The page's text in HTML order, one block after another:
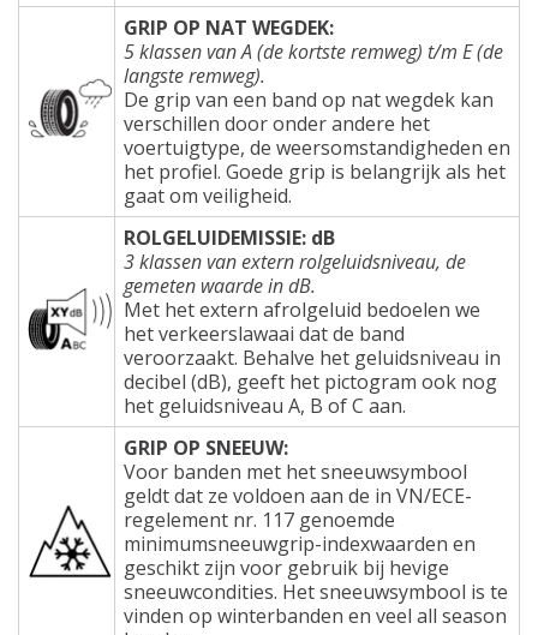
GRIP OP NAT WEGDEK:
5 klassen van A (de kortste remweg) t/m E (de
langste remweg).
De grip van een band op nat wegdek kan
verschillen door onder andere het
voertuigtype, de weersomstandigheden en
het profiel. Goede grip is belangrijk als het
gaat om veiligheid.
ROLGELUIDEMISSIE: dB
3 klassen van extern rolgeluidsniveau, de
gemeten waarde in dB.
Met het extern afrolgeluid bedoelen we
het verkeerslawaai dat de band
veroorzaakt. Behalve het geluidsniveau in
decibel (dB), geeft het pictogram ook nog
het geluidsniveau A, B of C aan.
GRIP OP SNEEUW:
Voor banden met het sneeuwsymbool
geldt dat ze voldoen aan de in VN/ECE-
regelement nr. 117 genoemde
minimumsneeuwgrip-indexwaarden en
geschikt zijn voor gebruik bij hevige
sneeuwcondities. Het sneeuwsymbool is te
vinden op winterbanden en veel all season